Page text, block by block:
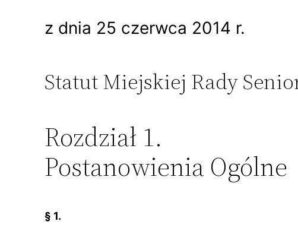
z dnia 25 czerwca 2014 r.
Statut Miejskiej Rady
Rozdział 1.
Postanowienia Ogólne
§ 1.